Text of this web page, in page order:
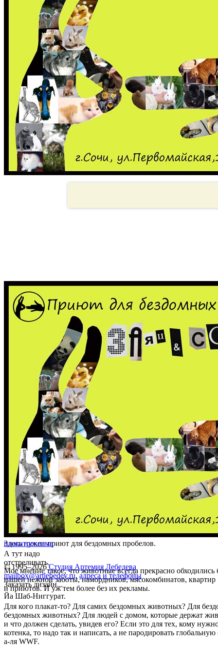
Здесь нужен приют для бездомных пробелов.
А тут надо
отстреливать.
Мое мнение такое, что животные всегда прекрасно обходились
нашей нежной заботы, намордников, мясокомбинатов, квартир
и приютов. И уж тем более без их рекламы.
Йа Шаб-Ниггурат.
Для кого плакат-то? Для самих бездомных животных? Для
бездомных животных? Для людей с домом, которые держат
и что должен сделать, увидев его? Если это для тех, кому
котенка, то надо так и написать, а не пародировать
а-ля WWF.
плакатреклама
© 1995–2026 Студия Артемия Лебедева
mailbox@artlebedev.ru, адреса и телефоны
Заказать дизайн...